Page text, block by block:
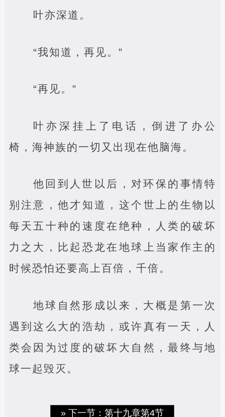
叶亦深道。
“我知道，再见。”
“再见。”
叶亦深挂上了电话，倒进了办公
椅，海神族的一切又出现在他脑海。
他回到人世以后，对环保的事情特
别注意，他才知道，这个世上的生物以
每天五十种的速度在绝种，人类的破坏
力之大，比起恐龙在地球上当家作主的
时候恐怕还要高上百倍，千倍。
地球自然形成以来，大概是第一次
遇到这么大的浩劫，或许真有一天，人
类会因为过度的破坏大自然，最终与地
球一起毁灭。
» 下一节：第十九章第4节